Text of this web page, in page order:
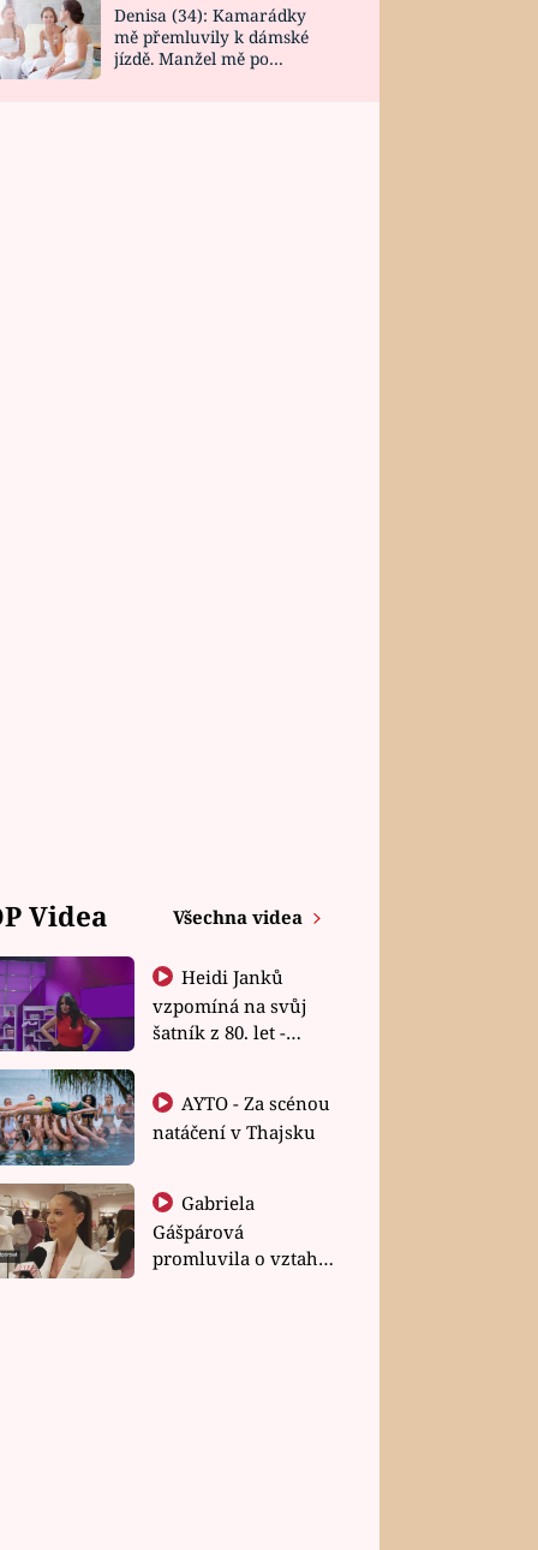
Denisa (34): Kamarádky
mě přemluvily k dámské
jízdě. Manžel mě po
Videa Všechna videa
Heidi Janků
vzpomíná na svůj
šatník z 80. let -
natáčení v Thajsku
Gabriela
Gášpárová
promluvila o vztahu